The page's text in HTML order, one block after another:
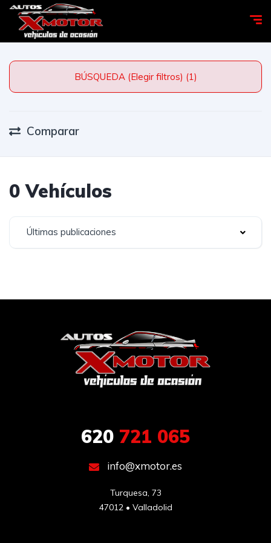
BÚSQUEDA (Elegir filtros) (1)
Comparar
0 Vehículos
Últimas publicaciones
620 721 065
info@xmotor.es
Turquesa, 73
47012 • Valladolid